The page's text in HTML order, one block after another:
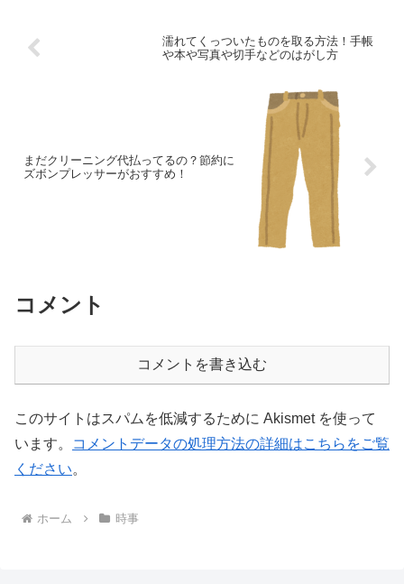
濡れてくっついたものを取る方法！手帳
や本や写真や切手などのはがし方
まだクリーニング代払ってるの？節約に
ズボンプレッサーがおすすめ！
コメント
コメントを書き込む
このサイトはスパムを低減するために Akismet を使って
います。
コメントデータの処理方法の詳細はこちらをご覧
ください。
ホーム 時事